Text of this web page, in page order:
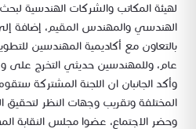
لهيئة المكاتب والشركات الهندسية
الهندسي والمهندس المقيم، إضافة
بالتعاون مع أكاديمية المهندسين
عام، وللمهندسين حديثي التخرج
وأكد الجانبان ان اللجنة المشتركة
المختلفة وتقريب وجهات النظر لتحقيق
وحضر الاجتماع، عضوا مجلس النقابة